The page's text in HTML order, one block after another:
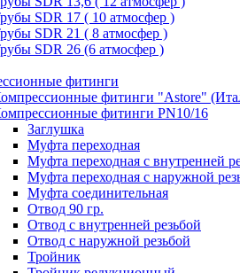
SDR 17 ( 10 атмосфер )
SDR 21 ( 8 атмосфер )
SDR 26 (6 атмосфер )
фитинги
фитинги "Astore"
фитинги PN10/16
Заглушка
Муфта переходная
Муфта переходная с внутренней
Муфта переходная с наружной
Муфта соединительная
Отвод 90 гр.
Отвод с внутренней резьбой
Отвод с наружной резьбой
Тройник